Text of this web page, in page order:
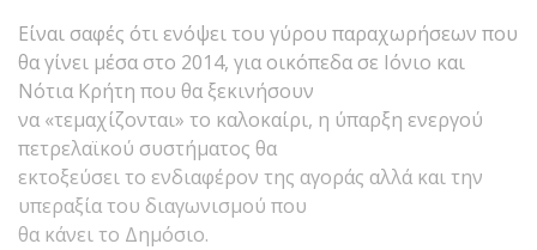
Είναι σαφές ότι ενόψει του γύρου παραχωρήσεων που
θα γίνει μέσα στο 2014, για οικόπεδα σε Ιόνιο και
Νότια Κρήτη που θα ξεκινήσουν
να «τεμαχίζονται» το καλοκαίρι, η ύπαρξη ενεργού
πετρελαϊκού συστήματος θα
εκτοξεύσει το ενδιαφέρον της αγοράς αλλά και την
υπεραξία του διαγωνισμού που
θα κάνει το Δημόσιο.